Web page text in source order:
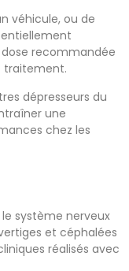
véhicule, ou de
recommandée
traitement.
dépresseurs du
une
chez les
système nerveux
et céphalées
réalisés avec